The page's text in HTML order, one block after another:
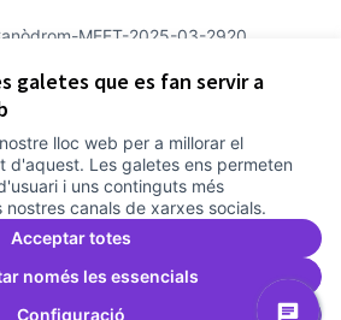
galetes que es fan servir a
lloc web per a millorar el
d'aquest. Les galetes ens permeten
i uns continguts més
canals de xarxes socials.
Acceptar totes
només les essencials
Configuració
MEET-2025-03-2920
Afegir al calendari
Facebook
Instagram
Choose language